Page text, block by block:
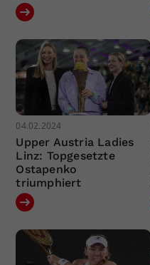
04.02.2024
Upper Austria Ladies
Linz: Topgesetzte
Ostapenko
triumphiert